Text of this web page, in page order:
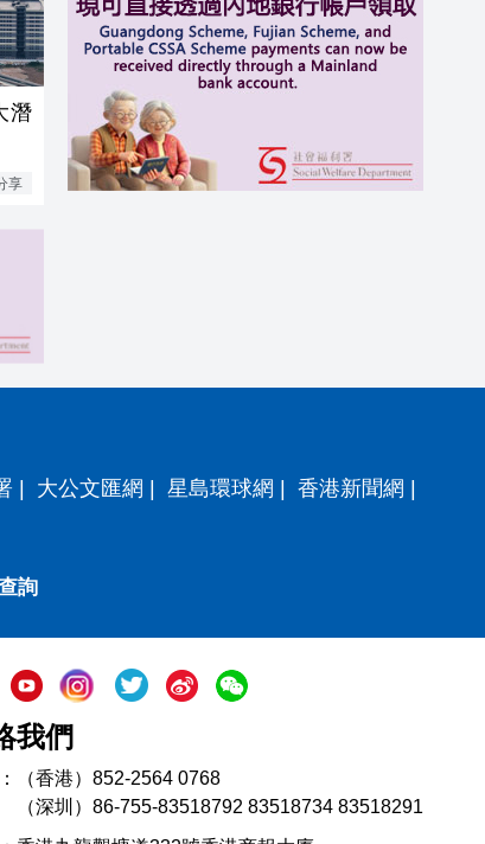
潛
享
| 大公文匯網 | 星島環球網 | 香港新聞網 |
詢
我們
（香港）852-2564 0768
（深圳）86-755-83518792 83518734 83518291